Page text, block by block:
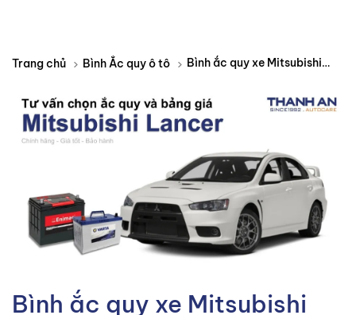
Trang chủ Bình Ắc quy ô tô Bình ắc quy xe Mitsubishi Lancer loại nào tốt? Bảng giá mới nhất
Bình ắc quy xe Mitsubishi